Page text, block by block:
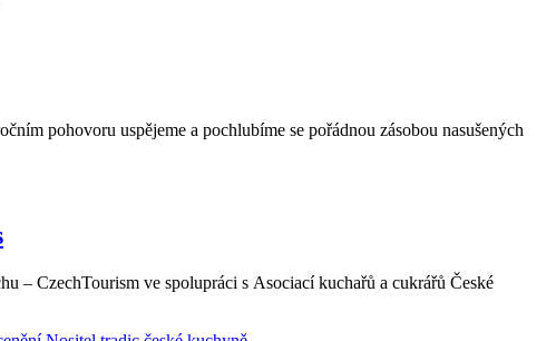
pohovoru uspějeme a pochlubíme se pořádnou zásobou nasušených
– CzechTourism ve spolupráci s Asociací kuchařů a cukrářů České